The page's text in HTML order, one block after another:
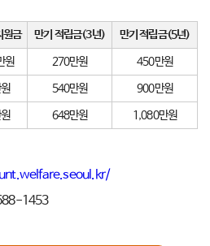
원금 만기 적립금(3년) 만기 적립금(5년)
원 270만원 450만원
540만원 900만원
648만원 1,080만원
1453